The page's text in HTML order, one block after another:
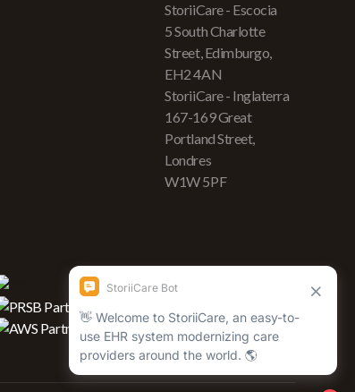
StoriiCare - Escocia
5 South Charlotte
Street, Edimburgo,
EH2 4AN
StoriiCare - Inglaterra
167-169 Great
Portland Street,
Londres
W1W 5PF